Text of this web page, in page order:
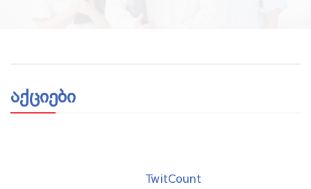
აქციები
TwitCount